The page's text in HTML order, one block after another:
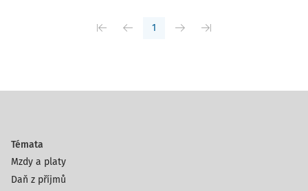
1
Témata
Mzdy a platy
Daň z příjmů